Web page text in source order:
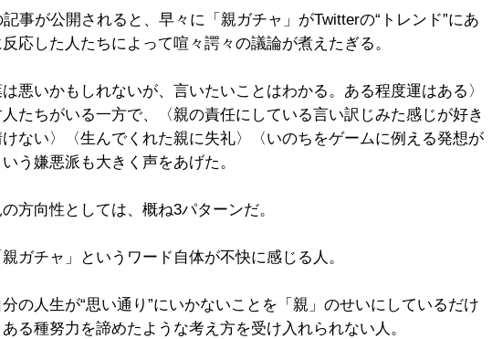
事が公開されると、早々に「親ガチャ」がTwitterの“トレンド”にあ
応した人たちによって喧々諤々の議論が煮えたぎる。
悪いかもしれないが、言いたいことはわかる。ある程度運はある〉
たちがいる一方で、〈親の責任にしている言い訳じみた感じが好き
けない〉〈生んでくれた親に失礼〉〈いのちをゲームに例える発想が
う嫌悪派も大きく声をあげた。
方向性としては、概ね3パターンだ。
ガチャ」というワード自体が不快に感じる人。
の人生が“思い通り”にいかないことを「親」のせいにしているだけ
る種努力を諦めたような考え方を受け入れられない人。